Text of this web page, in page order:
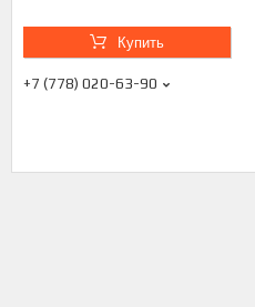
Купить
+7 (778) 020-63-90